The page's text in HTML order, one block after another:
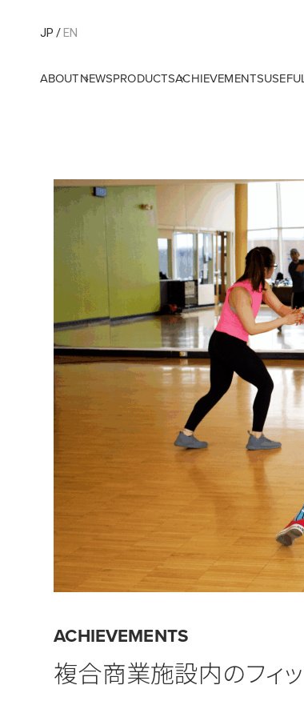
JP EN
ABOUTNEWSPRODUCTSACHIEVEMENTS
ACHIEVEMENTS
複合商業施設内のフィ